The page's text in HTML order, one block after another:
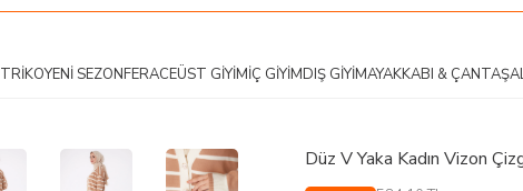
TRIKOYENI SEZONFERACEÜST GIYIMİÇ GIYIMDIŞ GIYIMAYAKKABI & ÇANTA
Düz V Yaka Kadın Vizon